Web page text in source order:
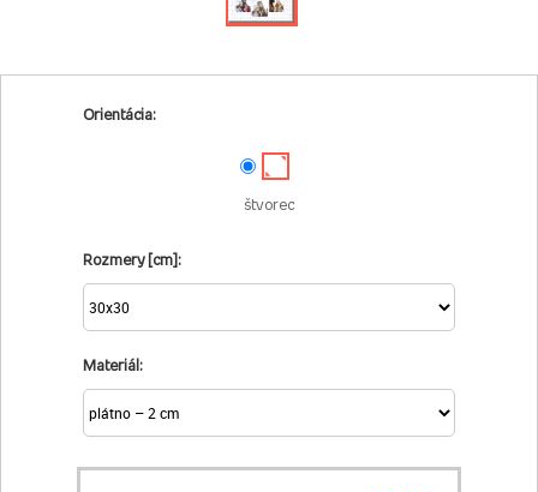
Orientácia:
štvorec
Rozmery [cm]:
Materiál: